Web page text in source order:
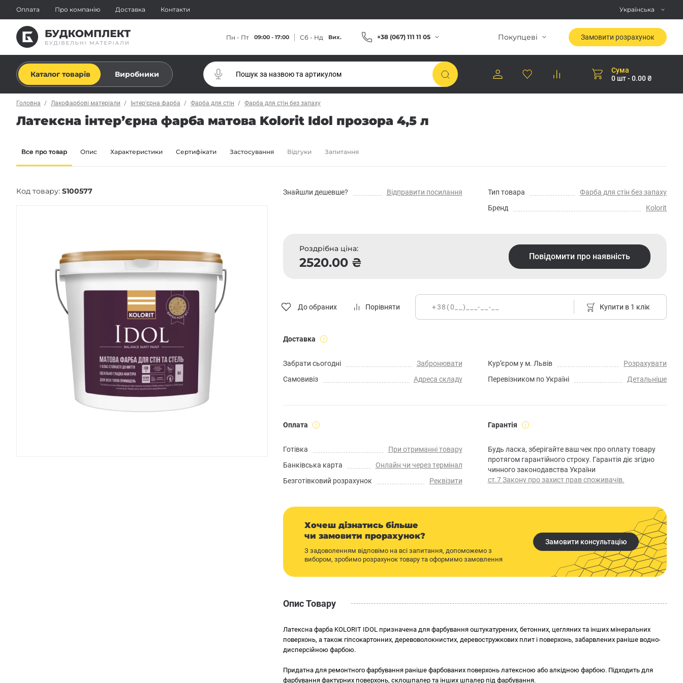
Оплата Про компанію Доставка Контакти Українська
Пн - Пт 09:00 - 17:00 Сб - Нд Вих. +38 (067) 111 11 05 Покупцеві Замовити розрахунок
Каталог товарів Виробники
Сума
0 шт - 0.00 ₴
Головна Лакофарбові матеріали Інтер'єрна фарба Фарба для стін Фарба для стін без запаху
Латексна інтер’єрна фарба матова Kolorit Idol прозора 4,5 л
Все про товар Опис Характеристики Сертифікати Застосування Відгуки Запитання
Код товару: S100577 Знайшли дешевше? Відправити посилання Тип товара
Фарба для стін без запаху
Бренд
Kolorit
Роздрібна ціна:
2520.00 ₴ Повідомити про наявність
До обраних Порівняти Купити в 1 клік
Доставка
Забрати сьогодні
Забронювати
Самовивіз
Адреса складу
Кур’єром у м. Львів
Розрахувати
Перевізником по Україні
Детальніше
Оплата
Готівка
При отриманні товару
Банківська карта
Онлайн чи через термінал
Безготівковий розрахунок
Реквізити
Гарантія
Будь ласка, зберігайте ваш чек про оплату товару
протягом гарантійного строку. Гарантія діє згідно
чинного законодавства України
ст.7 Закону про захист прав споживачів.
Хочеш дізнатись більше
чи замовити прорахунок?
З задоволенням відповімо на всі запитання, допоможемо з
вибором, зробимо розрахунок товару та оформимо замовлення
Замовити консультацію
Опис Товару
Латексна фарба KOLORIT IDOL призначена для фарбування оштукатурених, бетонних, цегляних та інших мінеральних
поверхонь, а також гіпсокартонних, деревоволокнистих, деревостружкових плит і поверхонь, забарвлених раніше водно-
дисперсійною фарбою.
Придатна для ремонтного фарбування раніше фарбованих поверхонь латексною або алкідною фарбою. Підходить для
фарбування фактурних поверхонь, склошпалер та інших шпалер під фарбування.